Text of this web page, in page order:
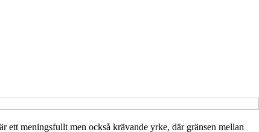
ett meningsfullt men också krävande yrke, där gränsen mellan